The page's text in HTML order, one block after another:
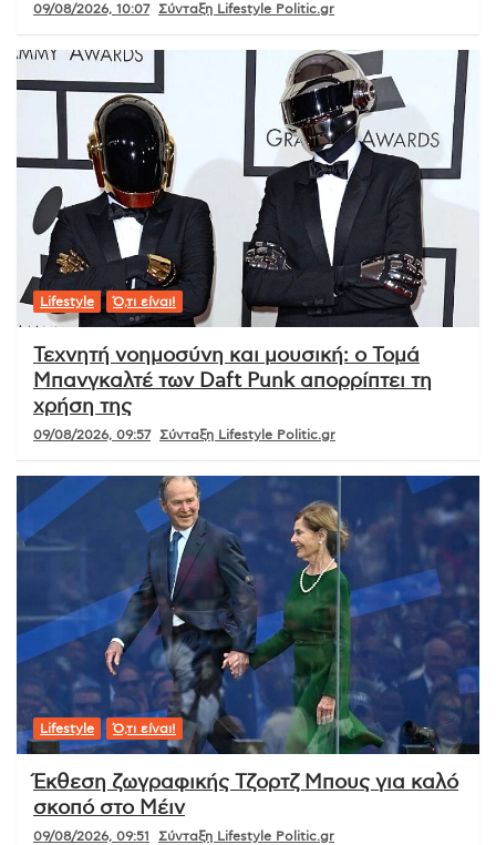
09/08/2026, 10:07 Σύνταξη Lifestyle Politic.gr
Lifestyle Ό,τι είναι!
Τεχνητή νοημοσύνη και μουσική: ο Τομά
Μπανγκαλτέ των Daft Punk απορρίπτει τη
χρήση της
09/08/2026, 09:57 Σύνταξη Lifestyle Politic.gr
Lifestyle Ό,τι είναι!
Έκθεση ζωγραφικής Τζορτζ Μπους για καλό
σκοπό στο Μέιν
09/08/2026, 09:51 Σύνταξη Lifestyle Politic.gr